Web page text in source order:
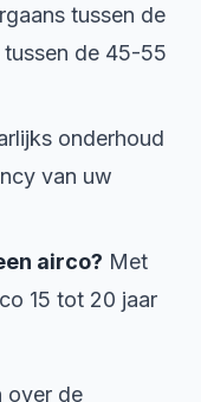
tussen de
de 45-55
onderhoud
van uw
airco? Met
15 tot 20 jaar
over de